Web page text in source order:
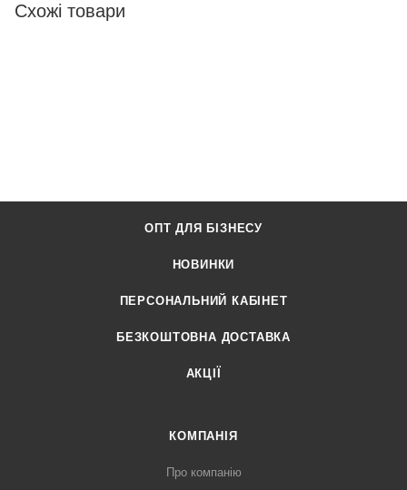
Схожі товари
ОПТ ДЛЯ БІЗНЕСУ
НОВИНКИ
ПЕРСОНАЛЬНИЙ КАБІНЕТ
БЕЗКОШТОВНА ДОСТАВКА
АКЦІЇ
КОМПАНІЯ
Про компанію